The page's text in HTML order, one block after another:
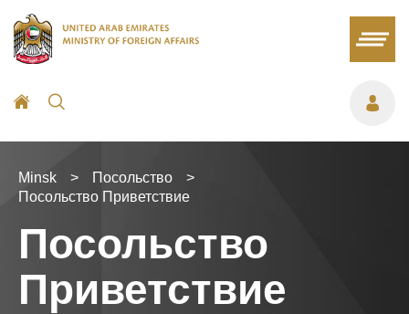
Minsk > Посольство
>
Посольство Приветствие
Посольство
Приветствие